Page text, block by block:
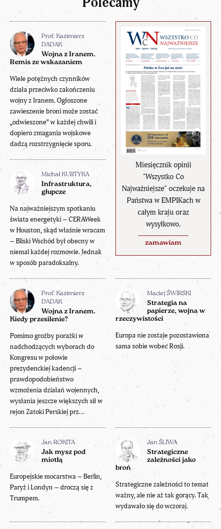
Miesięcznik opinii
"Wszystko Co
Najważniejsze" oczekuje na
Państwa w EMPIKach w
całym kraju oraz
wysyłkowo.
zamawiam
Prof. Kazimierz
DADAK
Wojna z Iranem.
Remis ze wskazaniem
Wiele potężnych czynników
działa przeciwko zakończeniu
wojny z Iranem. Ogłoszone
zawieszenie broni może zostać
„odwieszone” w każdej chwili i
dopiero zmagania wojskowe
dadzą rozstrzygnięcie sporu.
Michał KURTYKA
Infrastruktura,
głupcze
Na najważniejszym spotkaniu
świata energetyki – CERAWeek
w Houston, skąd właśnie wracam
– Bliski Wschód był obecny w
niemal każdej rozmowie. Jednak
w sposób paradoksalny.
Prof. Kazimierz
DADAK
Wojna z Iranem.
Kiedy przesilenie?
Pomimo groźby porażki w
nadchodzących wyborach do
Kongresu w połowie
prezydenckiej kadencji –
prawdopodobieństwo
wzmożenia działań wojennych,
wysłania jeszcze większych sił w
rejon Zatoki Perskiej prz...
Maciej ŚWIRSKI
Strategia na
papierze, wojna w
rzeczywistości
Europa nie zostaje pozostawiona
sama sobie wobec Rosji.
Jan ROKITA
Jak mysz pod
miotłą
Europejskie mocarstwa – Berlin,
Paryż i Londyn – droczą się z
Trumpem.
Jan ŚLIWA
Strategiczne
zależności jako
broń
Strategiczne zależności to temat
ważny, ale nie aż tak gorący. Tak
wydawało się do wczoraj.